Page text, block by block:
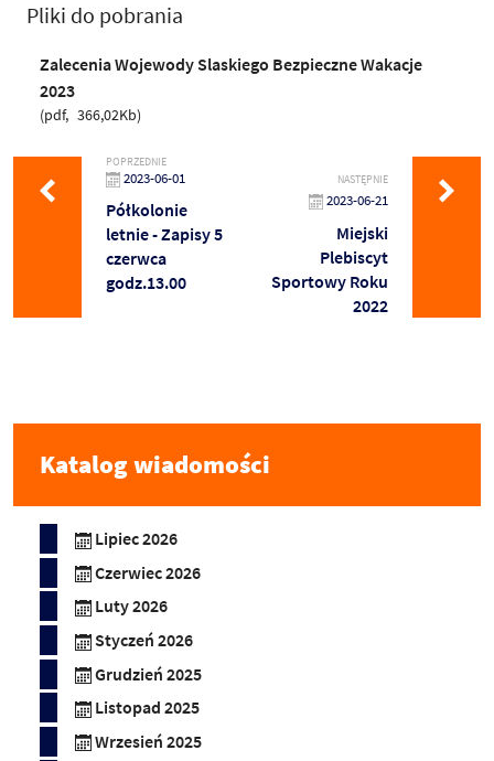
Pliki do pobrania
Zalecenia Wojewody Slaskiego Bezpieczne Wakacje
2023
pdf 366,02Kb
POPRZEDNIE
2023-06-01
Półkolonie
letnie - Zapisy 5
czerwca
godz.13.00
NASTĘPNIE
2023-06-21
Miejski
Plebiscyt
Sportowy Roku
2022
Katalog wiadomości
Lipiec 2026
Czerwiec 2026
Luty 2026
Styczeń 2026
Grudzień 2025
Listopad 2025
Wrzesień 2025